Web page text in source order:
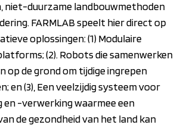
niet-duurzame landbouwmethoden
FARMLAB speelt hier direct op
oplossingen: (1) Modulaire
(2). Robots die samenwerken
op de grond om tijdige ingrepen
en (3), Een veelzijdig systeem voor
en -verwerking waarmee een
de gezondheid van het land kan